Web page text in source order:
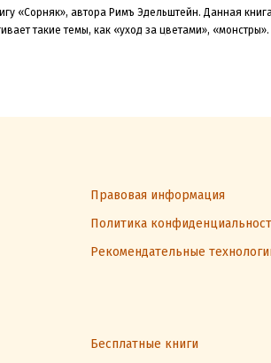
«Сорняк», автора Римъ Эдельштейн. Данная
такие темы, как «уход за цветами», «монстры».
Правовая информация
Политика
Рекомендательные
Бесплатные книги